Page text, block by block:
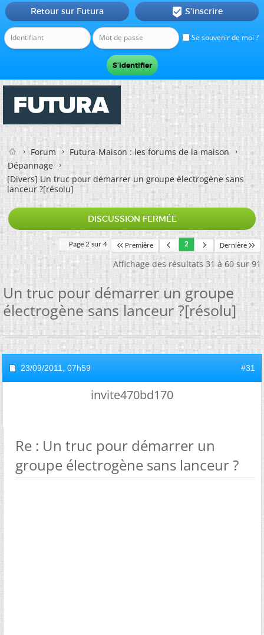
Se souvenir de moi ?
Retour sur Futura  S'inscrire
Forum
Futura-Maison : les forums de la maison
Dépannage
[Divers]Un truc pour démarrer un groupe électrogène sans
lanceur ?[résolu]
DISCUSSION FERMÉE
Page 2 sur 4 Première 2 Dernière
Affichage des résultats 31 à 60 sur 91
Un truc pour démarrer un groupe
électrogène sans lanceur ?[résolu]
23/09/2011, 07h59 #31
invite470bd170
Re : Un truc pour démarrer un
groupe électrogène sans lanceur ?